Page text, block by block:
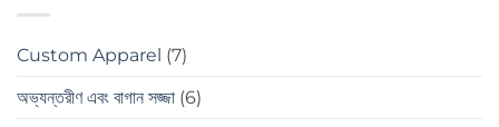
Custom Apparel (7)
অভ্যন্তরীণ এবং বাগান সজ্জা (6)